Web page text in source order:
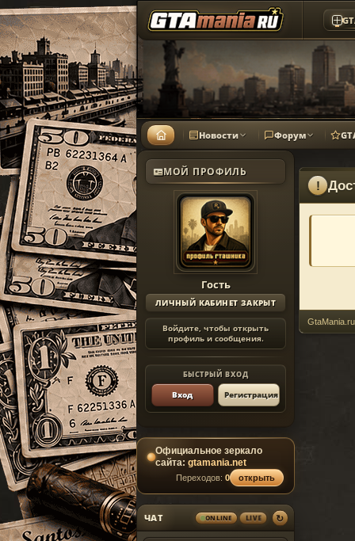
Новости Форум
МОЙ ПРОФИЛЬ
Гость
ЛИЧНЫЙ КАБИНЕТ ЗАКРЫТ
Войдите, чтобы открыть
профиль и сообщения.
БЫСТРЫЙ ВХОД
Вход Регистрация
Официальное зеркало
сайта: gtamania.net
Переходов: 0 открыть
ЧАТ ONLINE LIVE ↻
!
GtaMania.ru